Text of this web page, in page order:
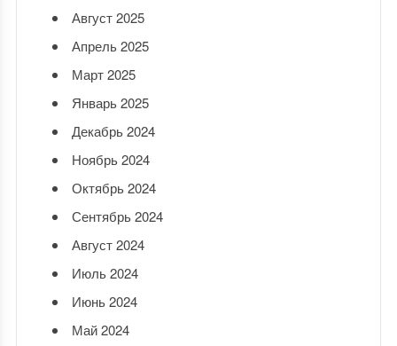
Август 2025
Апрель 2025
Март 2025
Январь 2025
Декабрь 2024
Ноябрь 2024
Октябрь 2024
Сентябрь 2024
Август 2024
Июль 2024
Июнь 2024
Май 2024